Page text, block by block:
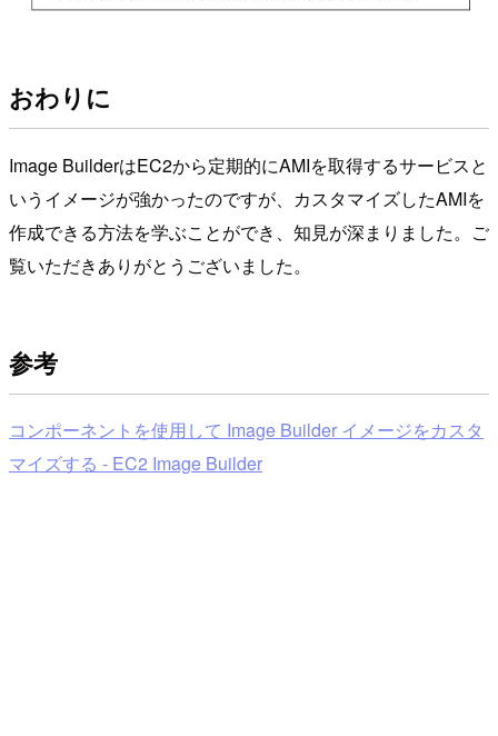
おわりに
Image BuilderはEC2から定期的にAMIを取得するサービスと
いうイメージが強かったのですが、カスタマイズしたAMIを
作成できる方法を学ぶことができ、知見が深まりました。ご
覧いただきありがとうございました。
参考
コンポーネントを使用して Image Builder イメージをカスタ
マイズする - EC2 Image Builder